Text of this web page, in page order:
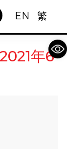
EN 繁
年6